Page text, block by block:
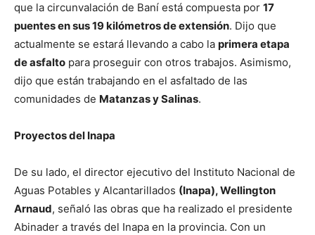
que la circunvalación de Baní está compuesta por 17
puentes en sus 19 kilómetros de extensión. Dijo que
actualmente se estará llevando a cabo la primera etapa
de asfalto para proseguir con otros trabajos. Asimismo,
dijo que están trabajando en el asfaltado de las
comunidades de Matanzas y Salinas.
Proyectos del Inapa
De su lado, el director ejecutivo del Instituto Nacional de
Aguas Potables y Alcantarillados (Inapa), Wellington
Arnaud, señaló las obras que ha realizado el presidente
Abinader a través del Inapa en la provincia. Con un